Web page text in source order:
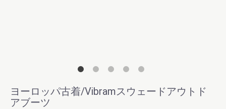
ヨーロッパ古着/Vibramスウェードアウトド
アブーツ